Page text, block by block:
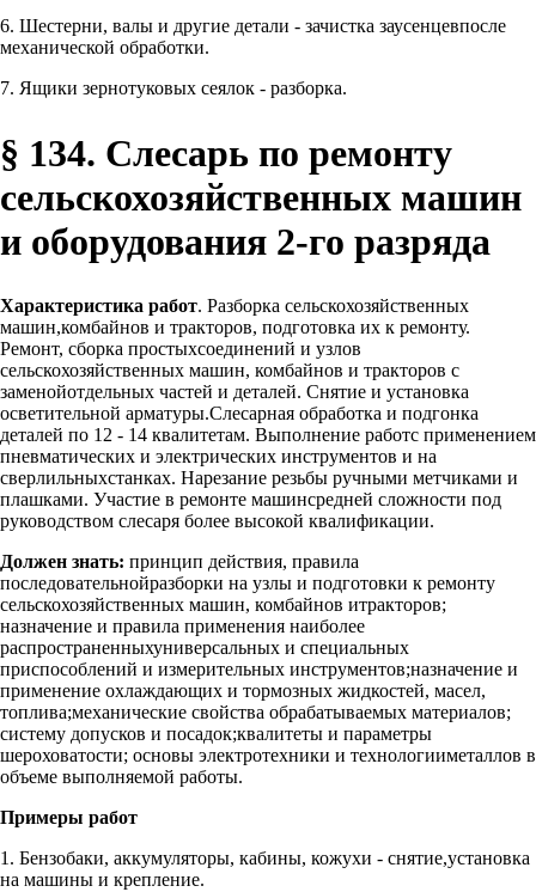
6. Шестерни, валы и другие детали - зачистка заусенцевпосле
механической обработки.
7. Ящики зернотуковых сеялок - разборка.
§ 134. Слесарь по ремонту
сельскохозяйственных машин
и оборудования 2-го разряда
Характеристика работ. Разборка сельскохозяйственных
машин,комбайнов и тракторов, подготовка их к ремонту.
Ремонт, сборка простыхсоединений и узлов
сельскохозяйственных машин, комбайнов и тракторов с
заменойотдельных частей и деталей. Снятие и установка
осветительной арматуры.Слесарная обработка и подгонка
деталей по 12 - 14 квалитетам. Выполнение работс применением
пневматических и электрических инструментов и на
сверлильныхстанках. Нарезание резьбы ручными метчиками и
плашками. Участие в ремонте машинсредней сложности под
руководством слесаря более высокой квалификации.
Должен знать: принцип действия, правила
последовательнойразборки на узлы и подготовки к ремонту
сельскохозяйственных машин, комбайнов итракторов;
назначение и правила применения наиболее
распространенныхуниверсальных и специальных
приспособлений и измерительных инструментов;назначение и
применение охлаждающих и тормозных жидкостей, масел,
топлива;механические свойства обрабатываемых материалов;
систему допусков и посадок;квалитеты и параметры
шероховатости; основы электротехники и технологииметаллов в
объеме выполняемой работы.
Примеры работ
1. Бензобаки, аккумуляторы, кабины, кожухи - снятие,установка
на машины и крепление.